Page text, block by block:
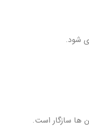
ها سازگار است.